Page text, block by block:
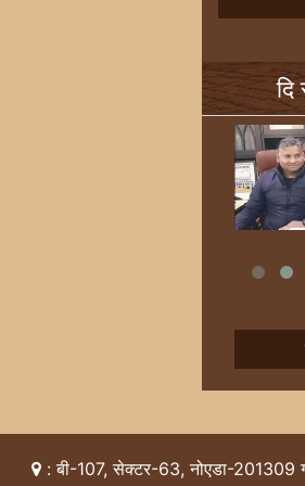
दि
: बी-107, सेक्टर-63, नोएडा-201309